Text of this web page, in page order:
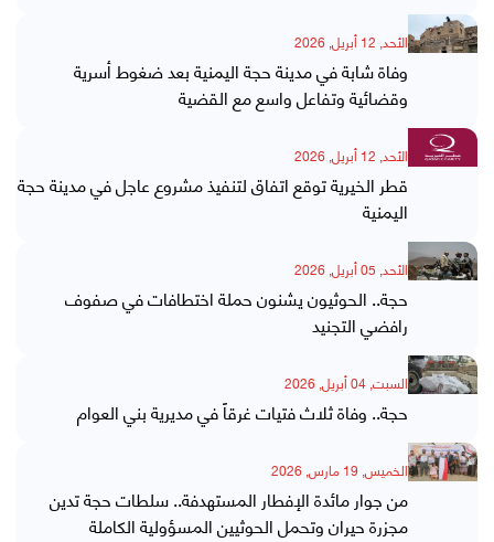
الأحد, 12 أبريل, 2026
وفاة شابة في مدينة حجة اليمنية بعد ضغوط أسرية
وقضائية وتفاعل واسع مع القضية
الأحد, 12 أبريل, 2026
قطر الخيرية توقع اتفاق لتنفيذ مشروع عاجل في مدينة حجة
اليمنية
الأحد, 05 أبريل, 2026
حجة.. الحوثيون يشنون حملة اختطافات في صفوف
رافضي التجنيد
السبت, 04 أبريل, 2026
حجة.. وفاة ثلاث فتيات غرقاً في مديرية بني العوام
الخميس, 19 مارس, 2026
من جوار مائدة الإفطار المستهدفة.. سلطات حجة تدين
مجزرة حيران وتحمل الحوثيين المسؤولية الكاملة